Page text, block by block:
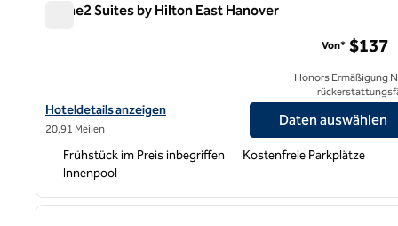
Home2 Suites by Hilton East Hanover
Hoteldetails für Home2 Suites by Hilton East Hanover anzeigen
Hoteldetails anzeigen
20,91 Meilen
Von* $137
Honors Ermäßigung
Daten auswählen
Frühstück im Preis inbegriffen
Kostenfreie Parkplätze
Innenpool
1 von 12